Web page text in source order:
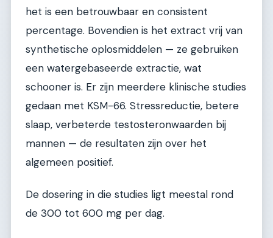
het is een betrouwbaar en consistent
percentage. Bovendien is het extract vrij van
synthetische oplosmiddelen — ze gebruiken
een watergebaseerde extractie, wat
schooner is. Er zijn meerdere klinische studies
gedaan met KSM-66. Stressreductie, betere
slaap, verbeterde testosteronwaarden bij
mannen — de resultaten zijn over het
algemeen positief.
De dosering in die studies ligt meestal rond
de 300 tot 600 mg per dag.